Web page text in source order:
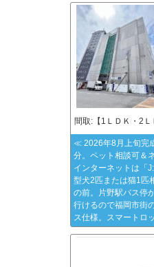
間取:【1ＬＤＫ・2Ｌ
≪ 2026年8月上旬完
分。ペット相談可＆
インターネットは「
型犬2匹または猫1匹
の前。片野駅バス停
行けるので福岡市街
ス仕様。スマートロ